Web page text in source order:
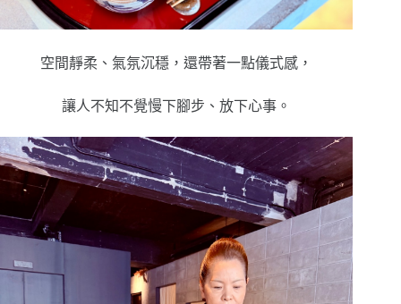
空間靜柔、氣氛沉穩，還帶著一點儀式感，
讓人不知不覺慢下腳步、放下心事。